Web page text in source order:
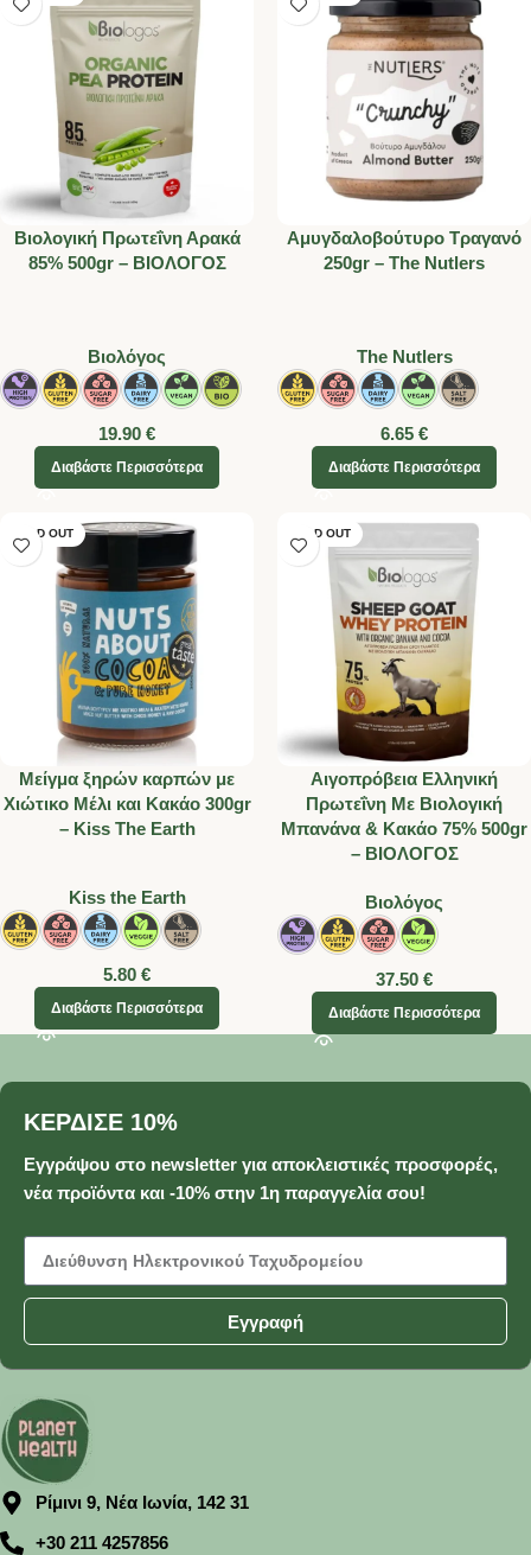
Βιολογική Πρωτεΐνη Αρακά
85% 500gr – ΒΙΟΛΟΓΟΣ
Βιολόγος
19.90 €
Διαβάστε Περισσότερα
Αμυγδαλοβούτυρο Τραγανό
250gr – The Nutlers
Τhe Nutlers
6.65 €
Διαβάστε Περισσότερα
SOLD OUT
Mείγμα ξηρών καρπών με
Χιώτικο Μέλι και Κακάο 300gr
– Kiss The Earth
Kiss the Earth
5.80 €
Διαβάστε Περισσότερα
SOLD OUT
Αιγοπρόβεια Ελληνική
Πρωτεΐνη Με Βιολογική
Μπανάνα & Κακάο 75% 500gr
– ΒΙΟΛΟΓΟΣ
Βιολόγος
37.50 €
Διαβάστε Περισσότερα
ΚΕΡΔΙΣΕ 10%
Εγγράψου στο newsletter για αποκλειστικές προσφορές,
νέα προϊόντα και -10% στην 1η παραγγελία σου!
Εγγραφή
Ρίμινι 9, Νέα Ιωνία, 142 31
+30 211 4257856